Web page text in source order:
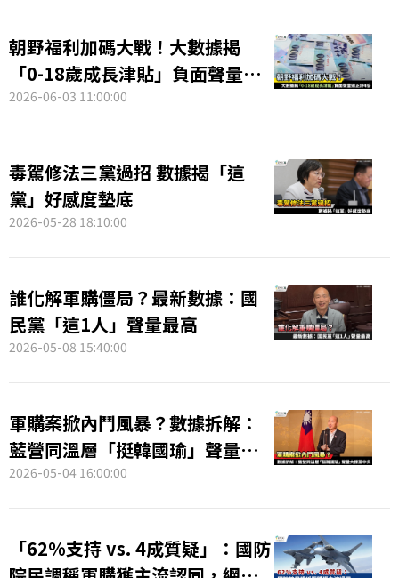
朝野福利加碼大戰！大數據揭
「0-18歲成長津貼」負面聲量達
正評4倍
2026-06-03 11:00:00
毒駕修法三黨過招 數據揭「這
黨」好感度墊底
2026-05-28 18:10:00
誰化解軍購僵局？最新數據：國
民黨「這1人」聲量最高
2026-05-08 15:40:00
軍購案掀內鬥風暴？數據拆解：
藍營同溫層「挺韓國瑜」聲量大
勝黨中央
2026-05-04 16:00:00
「62%支持 vs. 4成質疑」：國防